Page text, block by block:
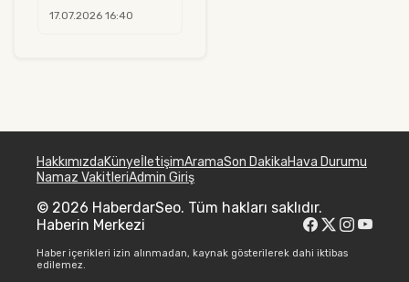
17.07.2026 16:40
HakkımızdaKünyeİletişimAramaSon DakikaHava Durumu
Namaz VakitleriAdmin Giriş
© 2026 HaberdarSeo. Tüm hakları saklıdır.
Haberin Merkezi
Haber içerikleri izin alınmadan, kaynak gösterilerek dahi iktibas
edilemez.